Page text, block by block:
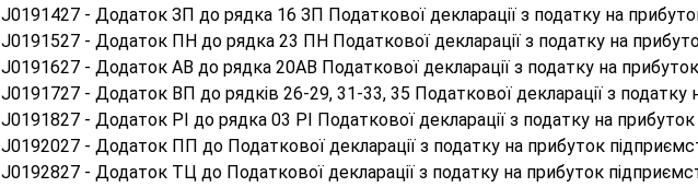
J0191427 - Додаток ЗП до рядка 16 ЗП Податкової декларації з податку на
J0191527 - Додаток ПН до рядка 23 ПН Податкової декларації з податку на
J0191627 - Додаток АВ до рядка 20АВ Податкової декларації з податку на
J0191727 - Додаток ВП до рядків 26-29, 31-33, 35 Податкової декларації з податку
J0191827 - Додаток РІ до рядка 03 РІ Податкової декларації з податку на
J0192027 - Додаток ПП до Податкової декларації з податку на прибуток
J0192827 - Додаток ТЦ до Податкової декларації з податку на прибуток